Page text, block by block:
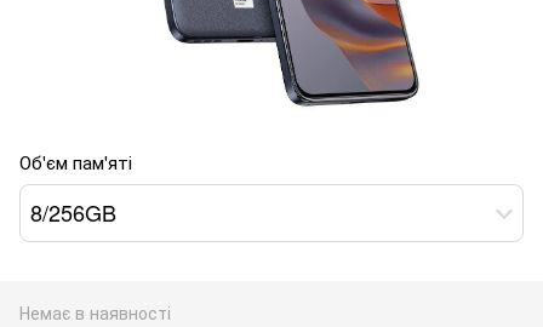
Об'єм пам'яті
8/256GB
Немає в наявності